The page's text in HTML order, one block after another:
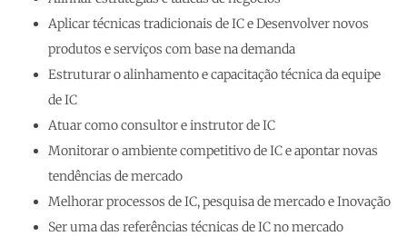
Aplicar técnicas tradicionais de IC e Desenvolver novos
produtos e serviços com base na demanda
Estruturar o alinhamento e capacitação técnica da equipe
de IC
Atuar como consultor e instrutor de IC
Monitorar o ambiente competitivo de IC e apontar novas
tendências de mercado
Melhorar processos de IC, pesquisa de mercado e Inovação
Ser uma das referências técnicas de IC no mercado